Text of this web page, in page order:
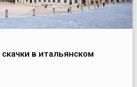
в итальянском